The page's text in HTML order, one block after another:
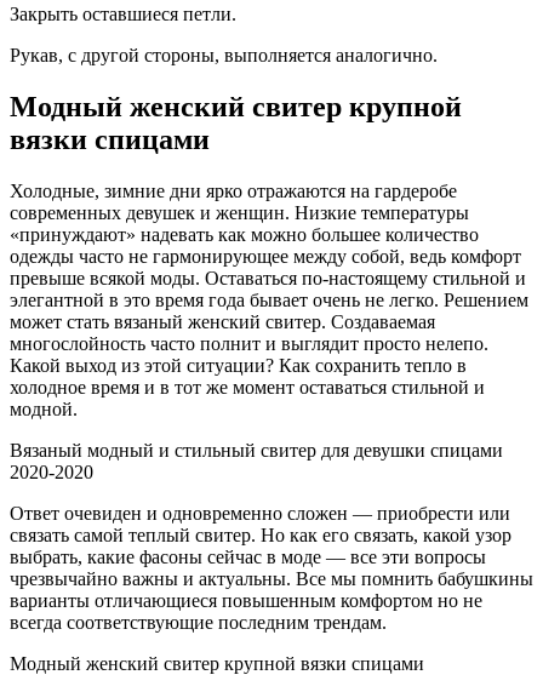
Закрыть оставшиеся петли.
Рукав, с другой стороны, выполняется аналогично.
Модный женский свитер крупной
вязки спицами
Холодные, зимние дни ярко отражаются на гардеробе
современных девушек и женщин. Низкие температуры
«принуждают» надевать как можно большее количество
одежды часто не гармонирующее между собой, ведь комфорт
превыше всякой моды. Оставаться по-настоящему стильной и
элегантной в это время года бывает очень не легко. Решением
может стать вязаный женский свитер. Создаваемая
многослойность часто полнит и выглядит просто нелепо.
Какой выход из этой ситуации? Как сохранить тепло в
холодное время и в тот же момент оставаться стильной и
модной.
Вязаный модный и стильный свитер для девушки спицами
2020-2020
Ответ очевиден и одновременно сложен — приобрести или
связать самой теплый свитер. Но как его связать, какой узор
выбрать, какие фасоны сейчас в моде — все эти вопросы
чрезвычайно важны и актуальны. Все мы помнить бабушкины
варианты отличающиеся повышенным комфортом но не
всегда соответствующие последним трендам.
Модный женский свитер крупной вязки спицами